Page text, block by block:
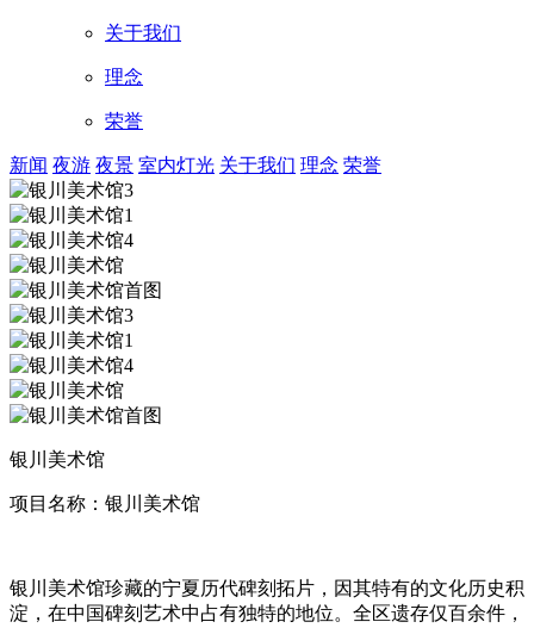
关于我们
理念
荣誉
新闻 夜游 夜景 室内灯光 关于我们 理念 荣誉
银川美术馆
项目名称：银川美术馆
银川美术馆珍藏的宁夏历代碑刻拓片，因其特有的文化历史积
淀，在中国碑刻艺术中占有独特的地位。全区遗存仅百余件，